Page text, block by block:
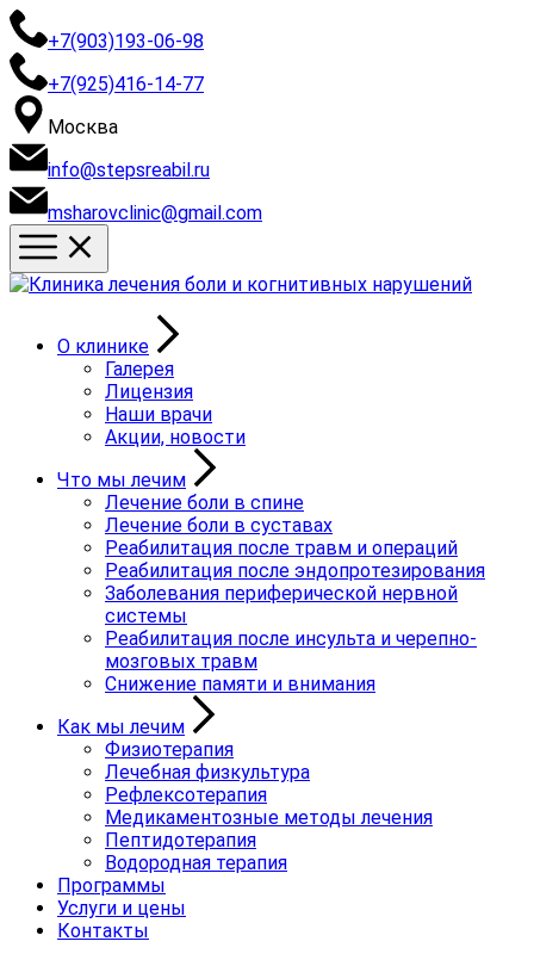
+7(903)193-06-98
+7(925)416-14-77
Москва
info@stepsreabil.ru
msharovclinic@gmail.com
О клинике
Галерея
Лицензия
Наши врачи
Акции, новости
Что мы лечим
Лечение боли в спине
Лечение боли в суставах
Реабилитация после травм и операций
Реабилитация после эндопротезирования
Заболевания периферической нервной
системы
Реабилитация после инсульта и черепно-
мозговых травм
Снижение памяти и внимания
Как мы лечим
Физиотерапия
Лечебная физкультура
Рефлексотерапия
Медикаментозные методы лечения
Пептидотерапия
Водородная терапия
Программы
Услуги и цены
Контакты